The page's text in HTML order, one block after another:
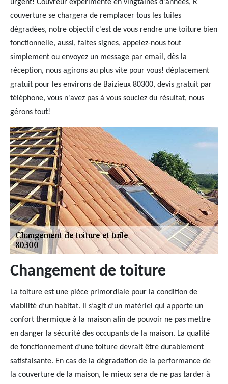
urgent! Couvreur expérimenté en vingtaines d'années, R
couverture se chargera de remplacer tous les tuiles
dégradées, notre objectif c'est de vous rendre une toiture bien
fonctionnelle, aussi, faites signes, appelez-nous tout
simplement ou envoyez un message par email, dès la
réception, nous agirons au plus vite pour vous! déplacement
gratuit pour les environs de Baizieux 80300, devis gratuit par
téléphone, vous n'avez pas à vous souciez du résultat, nous
gérons tout!
Changement de toiture
La toiture est une pièce primordiale pour la condition de
viabilité d’un habitat. Il s’agit d’un matériel qui apporte un
confort thermique à la maison afin de pouvoir ne pas mettre
en danger la sécurité des occupants de la maison. La qualité
de fonctionnement d’une toiture devrait être durablement
satisfaisante. En cas de la dégradation de la performance de
la couverture de la maison, le mieux sera de ne pas tarder à